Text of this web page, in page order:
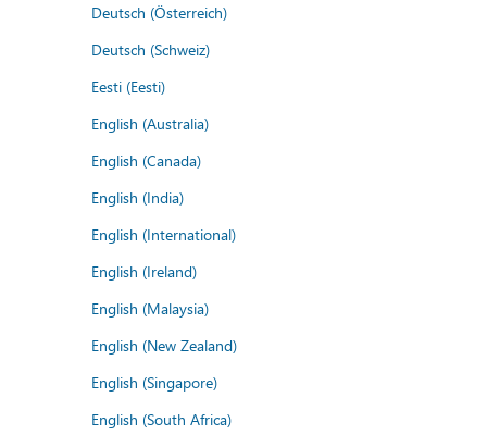
Deutsch (Österreich)
Deutsch (Schweiz)
Eesti (Eesti)
English (Australia)
English (Canada)
English (India)
English (International)
English (Ireland)
English (Malaysia)
English (New Zealand)
English (Singapore)
English (South Africa)